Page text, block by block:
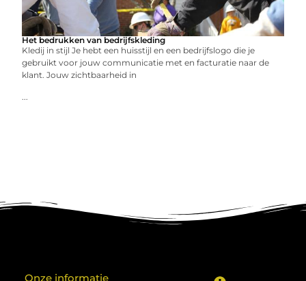
Het bedrukken van bedrijfskleding
Kledij in stijl Je hebt een huisstijl en een bedrijfslogo die je
gebruikt voor jouw communicatie met en facturatie naar de
klant. Jouw zichtbaarheid in
...
Onze informatie